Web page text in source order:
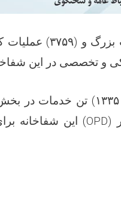
بزرگ و (۳۷۵۹)
عملیات
و تخصصی در این
تن خدمات در
(OPD) این شفاخانه